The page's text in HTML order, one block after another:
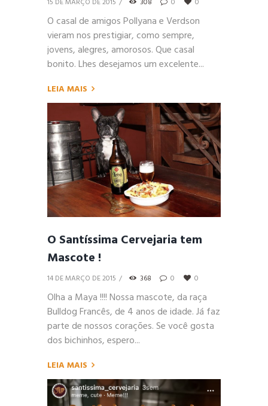
O casal de amigos Pollyana e Verdson
vieram nos prestigiar, como sempre,
jovens, alegres, amorosos. Que casal
bonito. Lhes desejamos um excelente...
LEIA MAIS
O Santíssima Cervejaria tem
Mascote !
14 DE MARÇO DE 2015 368 0 0
Olha a Maya !!!! Nossa mascote, da raça
Bulldog Francês, de 4 anos de idade. Já faz
parte de nossos corações. Se você gosta
dos bichinhos, espero...
LEIA MAIS